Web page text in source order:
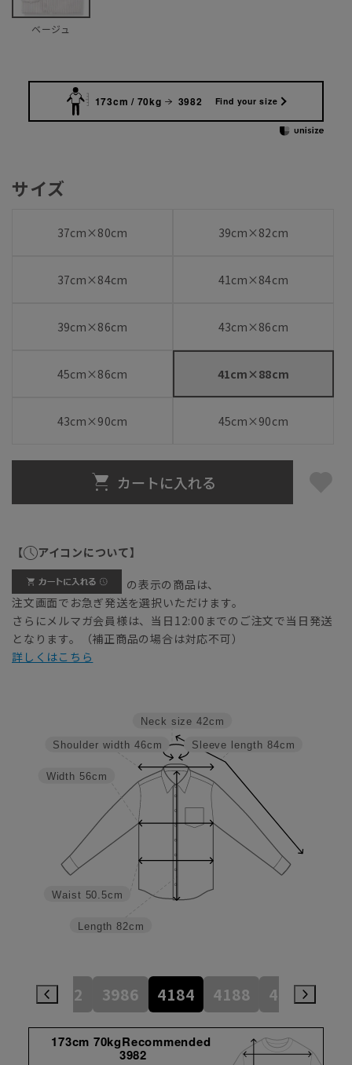
ベージュ
173cm / 70kg 3982 Find your size
サイズ
37cm×80cm 39cm×82cm
37cm×84cm 41cm×84cm
39cm×86cm 43cm×86cm
45cm×86cm 41cm×88cm
43cm×90cm 45cm×90cm
カートに入れる
【 アイコンについて】
の表示の商品は、
注文画面でお急ぎ発送を選択いただけます。
さらにメルマガ会員様は、当日12:00までのご注文で当日発送
となります。（補正商品の場合は対応不可）
詳しくはこちら
Sleeve length 84cm
Neck size 42cm
Length 82cm
Waist 50.5cm
Width 56cm
Shoulder width 46cm
3982 3986 4184 4188 4386
173cm 70kgRecommended
3982